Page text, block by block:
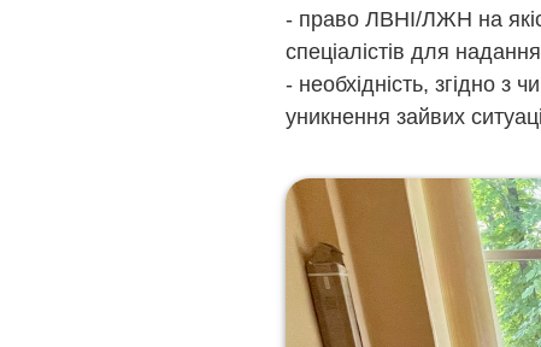
- право ЛВНІ/ЛЖН на
спеціалістів для
- необхідність, згідно з
уникнення зайвих